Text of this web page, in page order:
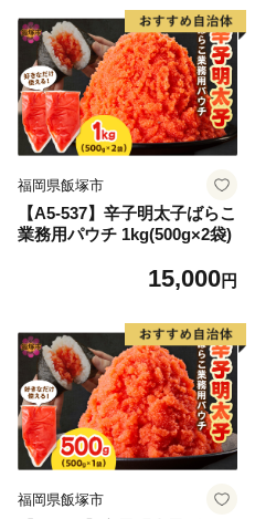
福岡県飯塚市
【A5-537】辛子明太子ばらこ
業務用パウチ 1kg(500g×2袋)
15,000円
福岡県飯塚市